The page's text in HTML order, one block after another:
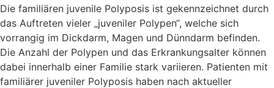
Die familiären juvenile Polyposis ist gekennzeichnet durch
das Auftreten vieler „juveniler Polypen“, welche sich
vorrangig im Dickdarm, Magen und Dünndarm befinden.
Die Anzahl der Polypen und das Erkrankungsalter können
dabei innerhalb einer Familie stark variieren. Patienten mit
familiärer juveniler Polyposis haben nach aktueller